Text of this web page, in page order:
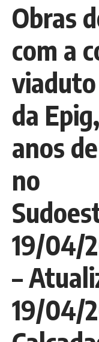
Obras
com a
da
anos
no
19/04/
–
19/04/